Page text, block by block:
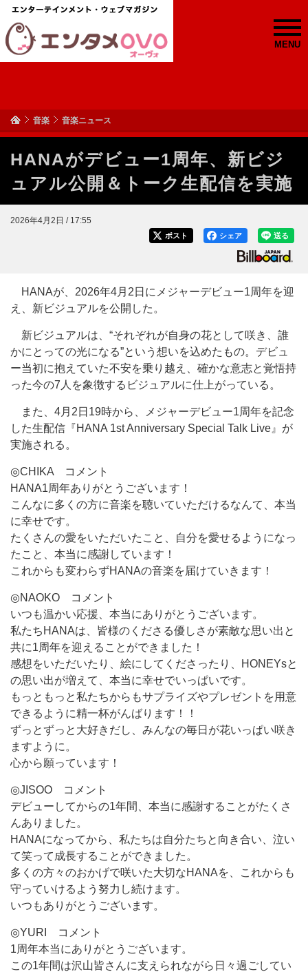
MENU
音楽 音楽ニュース
HANAがデビュー1周年、新ビジ
ュアル公開＆トーク生配信を実施
2026年4月2日 / 17:55
送る
シェア
ポスト
HANAが、2026年4月2日にメジャーデビュー1周年を迎
え、新ビジュアルを公開した。
新ビジュアルは、“それぞれが自身の花として咲き、誰
かにとっての光になる”という想いを込めたもの。デビュ
ー当初に抱えていた不安を乗り越え、確かな意志と覚悟持
った今の7人を象徴するビジュアルに仕上がっている。
また、4月2日19時から、メジャーデビュー1周年を記念
した生配信『HANA 1st Anniversary Special Talk Live』が
実施される。
◎CHIKA コメント
HANA1周年ありがとうございます！
こんなに多くの方に音楽を聴いていただけるなんて、本当
に幸せです。
たくさんの愛をいただいたこと、自分を愛せるようになっ
たこと、本当に感謝しています！
これからも変わらずHANAの音楽を届けていきます！
◎NAOKO コメント
いつも温かい応援、本当にありがとうございます。
私たちHANAは、皆様のくださる優しさが素敵な思い出と
共に1周年を迎えることができました！
感想をいただいたり、絵にしてくださったり、HONEYsと
の思い出が増えて、本当に幸せでいっぱいです。
もっともっと私たちからもサプライズやプレゼントを用意
できるように精一杯がんばります！！
ずっとずっと大好きだし、みんなの毎日が花いっぱい咲き
ますように。
心から願っています！
◎JISOO コメント
デビューしてからの1年間、本当に感謝することがたくさ
んありました。
HANAになってから、私たちは自分たちと向き合い、泣い
て笑って成長することができました。
多くの方々のおかげで咲いた大切なHANAを、これからも
守っていけるよう努力し続けます。
いつもありがとうございます。
◎YURI コメント
1周年本当にありがとうございます。
この1年間は沢山皆さんに支えられながら日々過ごしてい